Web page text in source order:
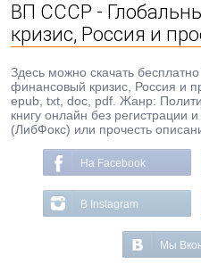
ВП СССР -
кризис, Россия и
Здесь можно скачать
финансовый кризис, Россия и
epub, txt, doc, pdf. Жанр:
книгу онлайн без регистрации
(ЛибФокс) или прочесть
На Facebook
В Instagram
Мы